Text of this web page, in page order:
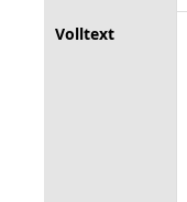
Volltext